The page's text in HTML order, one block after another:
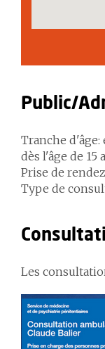
Public/
Tranche d'âge:
dès l'âge de 15
Prise de
Type de
Les